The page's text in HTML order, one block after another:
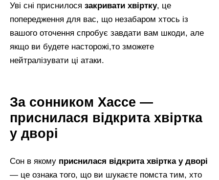
Уві сні приснилося закривати хвіртку, це
попередження для вас, що незабаром хтось із
вашого оточення спробує завдати вам шкоди, але
якщо ви будете насторожі,то зможете
нейтралізувати ці атаки.
За сонником Хассе —
приснилася відкрита хвіртка
у дворі
Сон в якому приснилася відкрита хвіртка у дворі
— це ознака того, що ви шукаєте помста тим, хто